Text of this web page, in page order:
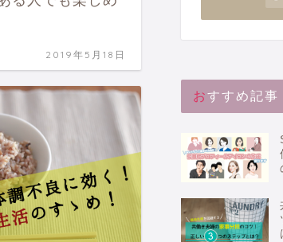
2019年5月18日
おすすめ記事